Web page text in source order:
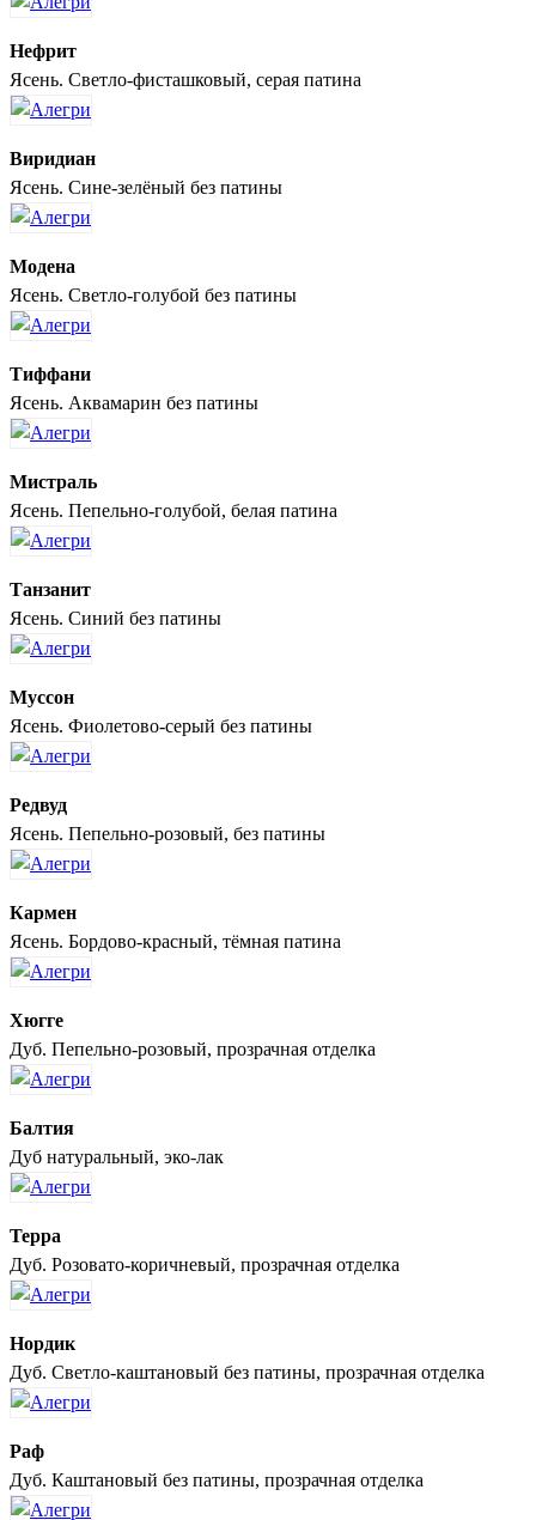
Нефрит
Ясень. Светло-фисташковый, серая патина
Виридиан
Ясень. Сине-зелёный без патины
Модена
Ясень. Светло-голубой без патины
Тиффани
Ясень. Аквамарин без патины
Мистраль
Ясень. Пепельно-голубой, белая патина
Танзанит
Ясень. Синий без патины
Муссон
Ясень. Фиолетово-серый без патины
Редвуд
Ясень. Пепельно-розовый, без патины
Кармен
Ясень. Бордово-красный, тёмная патина
Хюгге
Дуб. Пепельно-розовый, прозрачная отделка
Балтия
Дуб натуральный, эко-лак
Терра
Дуб. Розовато-коричневый, прозрачная отделка
Нордик
Дуб. Светло-каштановый без патины, прозрачная отделка
Раф
Дуб. Каштановый без патины, прозрачная отделка